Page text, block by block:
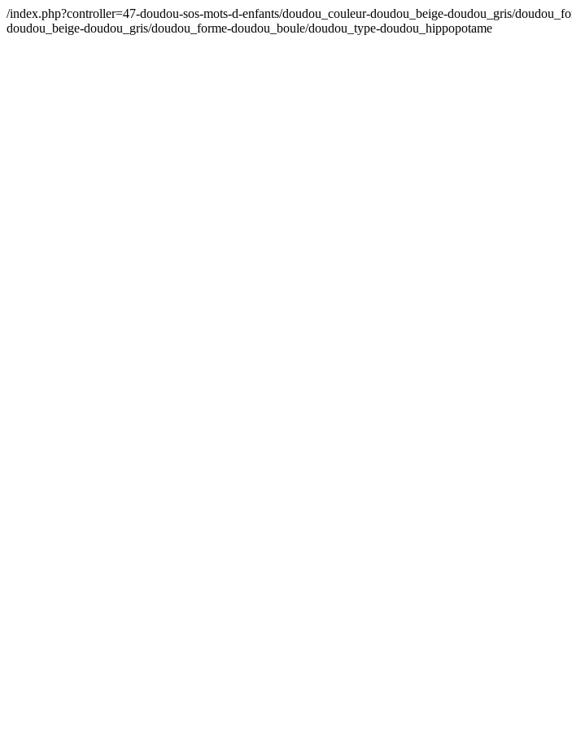
/index.php?controller=47-doudou-sos-mots-d-enfants/doudou_couleur-doudou_beige-doudou_gris/
doudou_beige-doudou_gris/doudou_forme-doudou_boule/doudou_type-doudou_hippopotame